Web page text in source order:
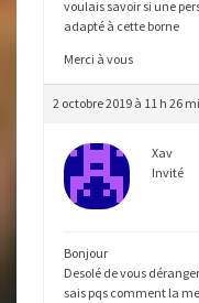
voulais savoir si une
adapté à cette borne
Merci à vous
2 octobre 2019 à 11 h 26
Xav
Invité
Bonjour
Desolé de vous
sais pqs comment la